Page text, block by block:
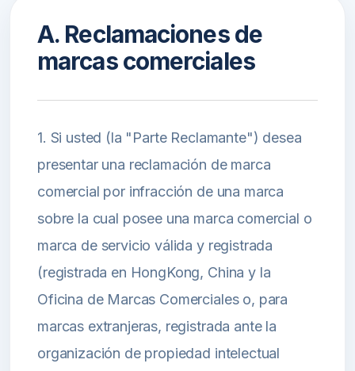
A. Reclamaciones de
marcas comerciales
1. Si usted (la "Parte Reclamante") desea
presentar una reclamación de marca
comercial por infracción de una marca
sobre la cual posee una marca comercial o
marca de servicio válida y registrada
(registrada en HongKong, China y la
Oficina de Marcas Comerciales o, para
marcas extranjeras, registrada ante la
organización de propiedad intelectual